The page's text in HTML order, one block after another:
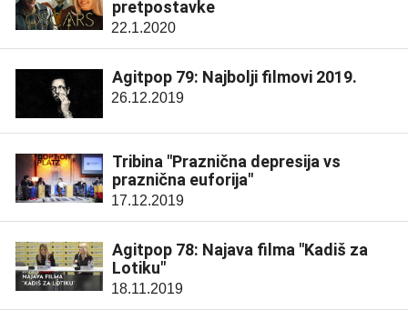
pretpostavke
22.1.2020
Agitpop 79: Najbolji filmovi 2019.
26.12.2019
Tribina "Praznična depresija vs
praznična euforija"
17.12.2019
Agitpop 78: Najava filma "Kadiš za
Lotiku"
18.11.2019